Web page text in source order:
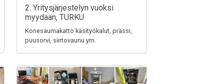
2. Yritysjärjestelyn vuoksi
myydään, TURKU
Konesaumakatto käsityökalut, prässi,
puusorvi, siirtovaunu ym.